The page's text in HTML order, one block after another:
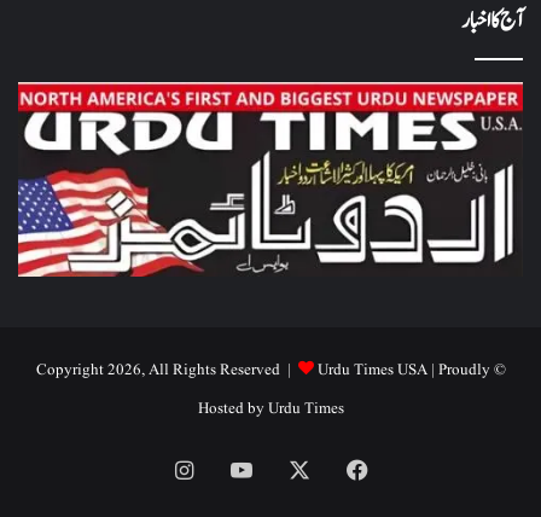
آج کا اخبار
© Copyright 2026, All Rights Reserved |
Urdu Times USA| Proudly
Hosted byUrdu Times
Facebook
YouTube